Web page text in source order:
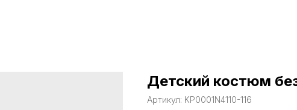
Детский костюм
Артикул: KP0001N4110-116